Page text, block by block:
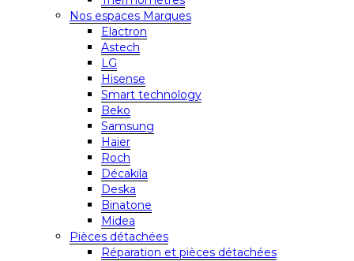
Nos espaces Marques
Elactron
Astech
LG
Hisense
Smart technology
Beko
Samsung
Haier
Roch
Décakila
Deska
Binatone
Midea
Pièces détachées
Réparation et pièces détachées